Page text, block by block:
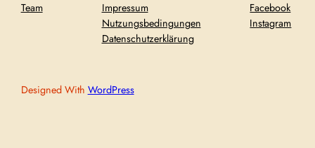
Team
Impressum
Nutzungsbedingungen
Datenschutzerklärung
Facebook
Instagram
Designed With WordPress